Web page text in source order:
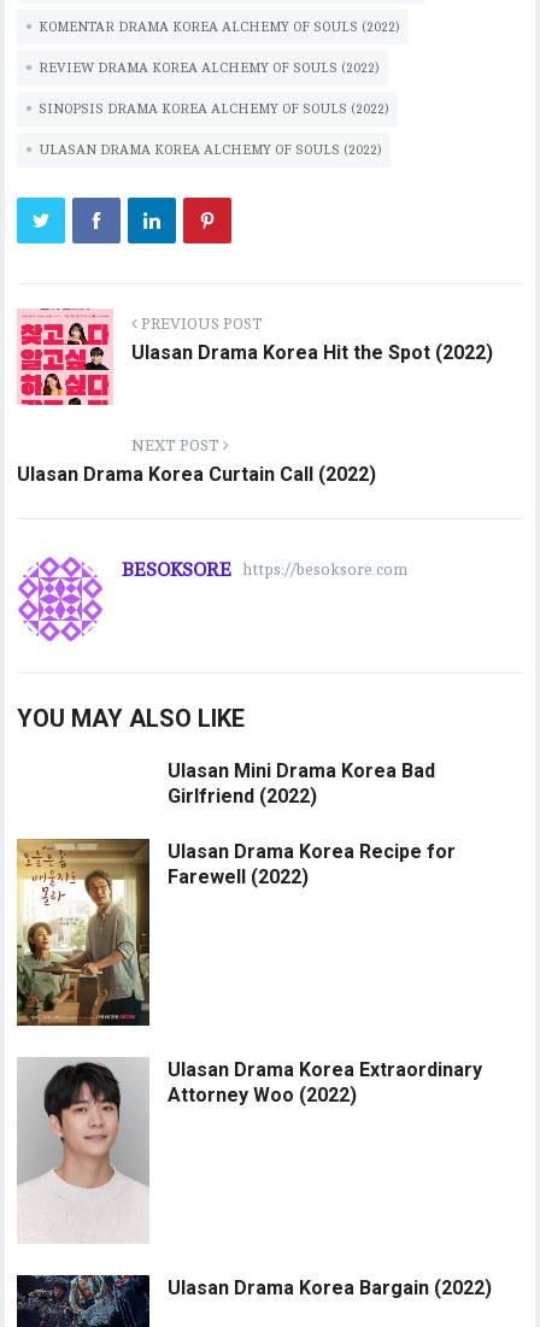
p
p
n
k
KOMENTAR DRAMA KOREA ALCHEMY OF SOULS (2022)
REVIEW DRAMA KOREA ALCHEMY OF SOULS (2022)
SINOPSIS DRAMA KOREA ALCHEMY OF SOULS (2022)
ULASAN DRAMA KOREA ALCHEMY OF SOULS (2022)
PREVIOUS POST
Ulasan Drama Korea Hit the Spot (2022)
NEXT POST
Ulasan Drama Korea Curtain Call (2022)
BESOKSORE https://besoksore.com
YOU MAY ALSO LIKE
Ulasan Mini Drama Korea Bad
Girlfriend (2022)
Ulasan Drama Korea Recipe for
Farewell (2022)
Ulasan Drama Korea Extraordinary
Attorney Woo (2022)
Ulasan Drama Korea Bargain (2022)